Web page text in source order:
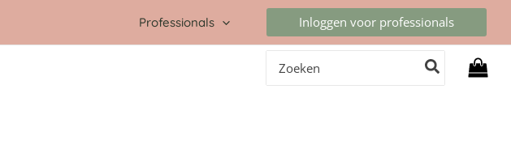
Professionals Inloggen voor professionals
naar: